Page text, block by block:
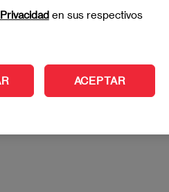
en sus respectivos
ACEPTAR